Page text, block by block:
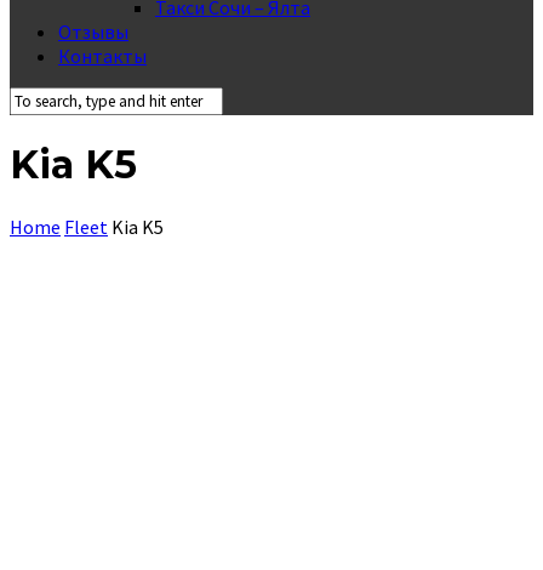
Такси Сочи – Ялта
Отзывы
Контакты
Kia K5
Home Fleet Kia K5